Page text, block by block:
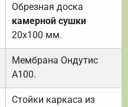
Обрезная доска
камерной сушки
20х100 мм.
Мембрана Ондутис
А100.
Стойки каркаса из